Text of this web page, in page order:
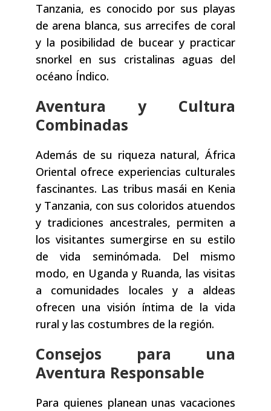
Tanzania, es conocido por sus playas
de arena blanca, sus arrecifes de coral
y la posibilidad de bucear y practicar
snorkel en sus cristalinas aguas del
océano Índico.
Aventura y Cultura
Combinadas
Además de su riqueza natural, África
Oriental ofrece experiencias culturales
fascinantes. Las tribus masái en Kenia
y Tanzania, con sus coloridos atuendos
y tradiciones ancestrales, permiten a
los visitantes sumergirse en su estilo
de vida seminómada. Del mismo
modo, en Uganda y Ruanda, las visitas
a comunidades locales y a aldeas
ofrecen una visión íntima de la vida
rural y las costumbres de la región.
Consejos para una
Aventura Responsable
Para quienes planean unas vacaciones